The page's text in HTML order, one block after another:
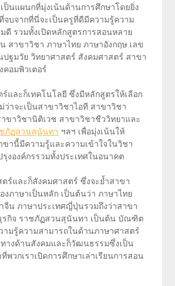
ป็นแผนกที่มุ่งเน้นด้านการศึกษาโดยยิ่ง
บจากที่นี่จะเป็นครูที่ดีมีความรู้ความ
ดี รวมทั้งเปิดหลักสูตรการสอนหลาย
สาขาวิชา ภาษาไทย ภาษาอังกฤษ เลข
ปฐมวัย วิทยาศาสตร์ สังคมศาสตร์ สาขา
คอมพิวเตอร์
และก็เทคโนโลยี ซึ่งมีหลักสูตรให้เลือก
ว่าจะเป็นสาขาวิชาไอที สาขาวิชา
ขาวิชานิติเวช สาขาวิชาชีววิทยาและ
ภัฏสวนสุนันทา ฯลฯ เพื่อมุ่งเน้นให้
านี้มีความรู้และความเข้าใจในวิชา
รุงองค์กรรวมทั้งประเทศในอนาคต
ร์และก็สังคมศาสตร์ ซึ่งจะย้ำสาขา
งภาษาเป็นหลัก เป็นต้นว่า ภาษาไทย
จีน ภาษาประเทศญี่ปุ่นรวมถึงว่าสาขา
รกิจ ราชภัฏสวนสุนันทา เป็นต้น บัณฑิต
ามรู้ความสามารถในด้านภาษาศาสตร์
ทางด้านสังคมและก็วัฒนธรรมซึ่งเป็น
วกเราเปิดการศึกษาเล่าเรียนการสอน